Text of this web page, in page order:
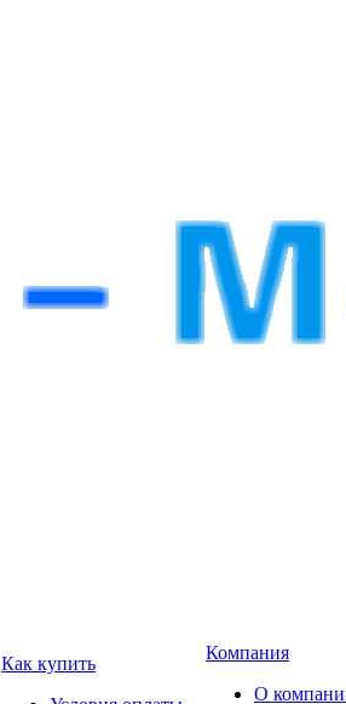
Как купить
Компания
О